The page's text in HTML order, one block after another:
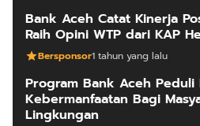
Bank Aceh Catat Kinerja
Raih Opini WTP dari KAP
Bersponsor1 tahun yang lalu
Program Bank Aceh Peduli
Kebermanfaatan Bagi
Lingkungan